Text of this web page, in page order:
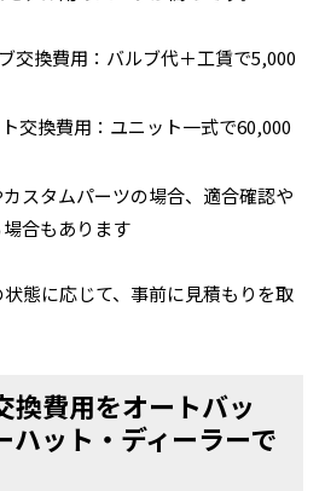
交換費用：バルブ代＋工賃で5,000
交換費用：ユニット一式で60,000
スタムパーツの場合、適合確認や
合もあります
態に応じて、事前に見積もりを取
換費用をオートバッ
ハット・ディーラーで